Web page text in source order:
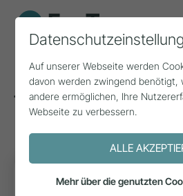
Tags zum Thema:
PROJEKT
Auf unserer Webseite werden
davon werden zwingend benötigt,
andere ermöglichen, Ihre
Webseite zu verbessern.
ALLE
Mehr über die genutzten